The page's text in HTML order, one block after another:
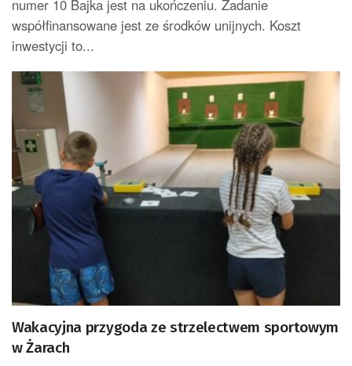
numer 10 Bajka jest na ukończeniu. Zadanie
współfinansowane jest ze środków unijnych. Koszt
inwestycji to...
Wakacyjna przygoda ze strzelectwem sportowym
w Żarach